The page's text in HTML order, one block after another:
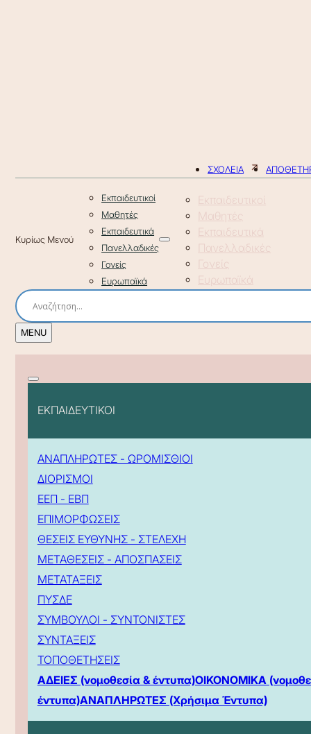
ΣΧΟΛΕΙΑ
Εκπαιδευτικοί
Μαθητές
Εκπαιδευτικά
Πανελλαδικές
Γονείς
Ευρωπαϊκά
Εκπαιδευτικοί
Μαθητές
Εκπαιδευτικά
Πανελλαδικές
Γονείς
Ευρωπαϊκά
ΕΚΠΑΙΔΕΥΤΙΚΟΙ
ΑΝΑΠΛΗΡΩΤΕΣ - ΩΡΟΜΙΣΘΙΟΙ
ΔΙΟΡΙΣΜΟΙ
ΕΕΠ - ΕΒΠ
ΕΠΙΜΟΡΦΩΣΕΙΣ
ΘΕΣΕΙΣ ΕΥΘΥΝΗΣ - ΣΤΕΛΕΧΗ
ΜΕΤΑΘΕΣΕΙΣ - ΑΠΟΣΠΑΣΕΙΣ
ΜΕΤΑΤΑΞΕΙΣ
ΠΥΣΔΕ
ΣΥΜΒΟΥΛΟΙ - ΣΥΝΤΟΝΙΣΤΕΣ
ΣΥΝΤΑΞΕΙΣ
ΤΟΠΟΘΕΤΗΣΕΙΣ
ΑΔΕΙΕΣ (νομοθεσία & έντυπα)ΟΙΚΟΝΟΜΙΚΑ
έντυπα)ΑΝΑΠΛΗΡΩΤΕΣ (Χρήσιμα Έντυπα)